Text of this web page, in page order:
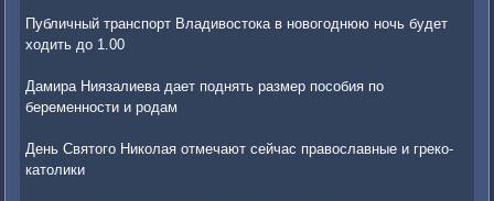
Публичный транспорт Владивостока в новогоднюю ночь будет
ходить до 1.00
Дамира Ниязалиева дает поднять размер пособия по
беременности и родам
День Святого Николая отмечают сейчас православные и греко-
католики